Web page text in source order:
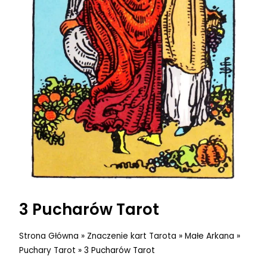
3 Pucharów Tarot
Strona Główna » Znaczenie kart Tarota »Małe Arkana »
Puchary Tarot »3 Pucharów Tarot